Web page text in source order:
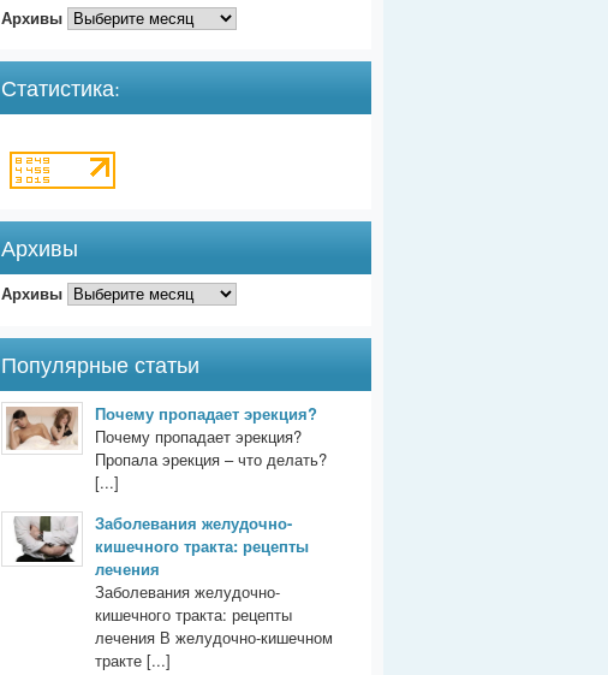
Архивы
Статистика:
Архивы
Архивы
Популярные статьи
Почему пропадает эрекция?
Почему пропадает эрекция?
Пропала эрекция – что делать?
[...]
Заболевания желудочно-
кишечного тракта: рецепты
лечения
Заболевания желудочно-
кишечного тракта: рецепты
лечения В желудочно-кишечном
тракте [...]